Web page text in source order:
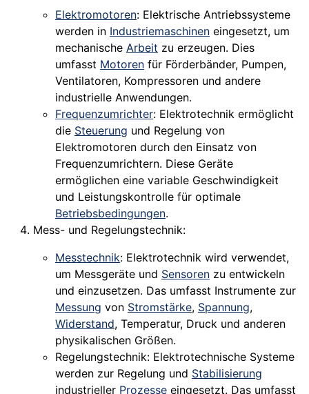
Elektromotoren: Elektrische Antriebssysteme
werden in Industriemaschinen eingesetzt, um
mechanische Arbeit zu erzeugen. Dies
umfasst Motoren für Förderbänder, Pumpen,
Ventilatoren, Kompressoren und andere
industrielle Anwendungen.
Frequenzumrichter: Elektrotechnik ermöglicht
die Steuerung und Regelung von
Elektromotoren durch den Einsatz von
Frequenzumrichtern. Diese Geräte
ermöglichen eine variable Geschwindigkeit
und Leistungskontrolle für optimale
Betriebsbedingungen.
Mess- und Regelungstechnik:
Messtechnik: Elektrotechnik wird verwendet,
um Messgeräte und Sensoren zu entwickeln
und einzusetzen. Das umfasst Instrumente zur
Messung von Stromstärke, Spannung,
Widerstand, Temperatur, Druck und anderen
physikalischen Größen.
Regelungstechnik: Elektrotechnische Systeme
werden zur Regelung und Stabilisierung
industrieller Prozesse eingesetzt. Das umfasst